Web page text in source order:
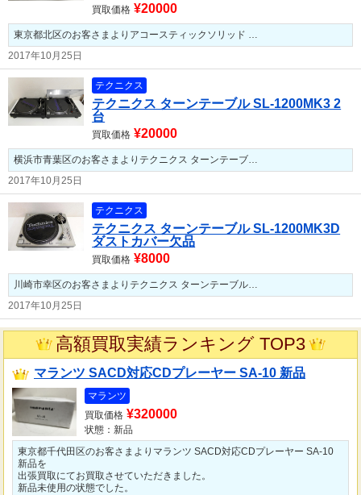
買取価格 ¥20000
東京都北区のお客さまよりアコースティックソリッド …
2017年10月25日
テクニクス
テクニクス ターンテーブル SL-1200MK3 2
台
買取価格 ¥20000
横浜市青葉区のお客さまよりテクニクス ターンテーブ…
2017年10月25日
テクニクス
テクニクス ターンテーブル SL-1200MK3D
ダストカバー欠品
買取価格 ¥8000
川崎市幸区のお客さまよりテクニクス ターンテーブル…
2017年10月25日
高額買取実績ランキング TOP3
マランツ SACD対応CDプレーヤー SA-10 新品
マランツ
買取価格 ¥320000
状態：新品
東京都千代田区のお客さまよりマランツ SACD対応CDプレーヤー SA-10
新品を
出張買取にてお買取させていただきました。
新品未使用の状態でした。